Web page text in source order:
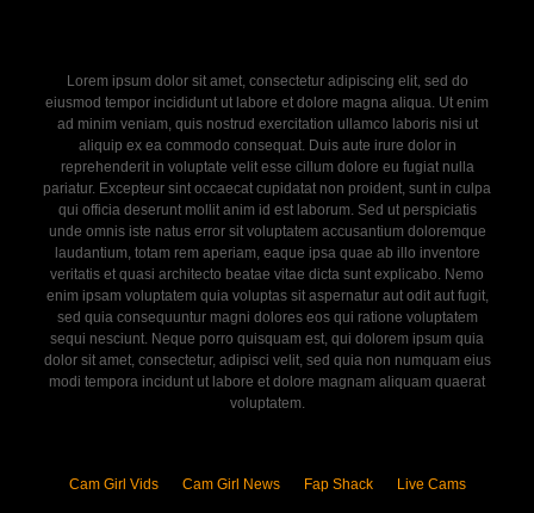
Lorem ipsum dolor sit amet, consectetur adipiscing elit, sed do
eiusmod tempor incididunt ut labore et dolore magna aliqua. Ut enim
ad minim veniam, quis nostrud exercitation ullamco laboris nisi ut
aliquip ex ea commodo consequat. Duis aute irure dolor in
reprehenderit in voluptate velit esse cillum dolore eu fugiat nulla
pariatur. Excepteur sint occaecat cupidatat non proident, sunt in culpa
qui officia deserunt mollit anim id est laborum. Sed ut perspiciatis
unde omnis iste natus error sit voluptatem accusantium doloremque
laudantium, totam rem aperiam, eaque ipsa quae ab illo inventore
veritatis et quasi architecto beatae vitae dicta sunt explicabo. Nemo
enim ipsam voluptatem quia voluptas sit aspernatur aut odit aut fugit,
sed quia consequuntur magni dolores eos qui ratione voluptatem
sequi nesciunt. Neque porro quisquam est, qui dolorem ipsum quia
dolor sit amet, consectetur, adipisci velit, sed quia non numquam eius
modi tempora incidunt ut labore et dolore magnam aliquam quaerat
voluptatem.
Cam Girl Vids Cam Girl News Fap Shack Live Cams